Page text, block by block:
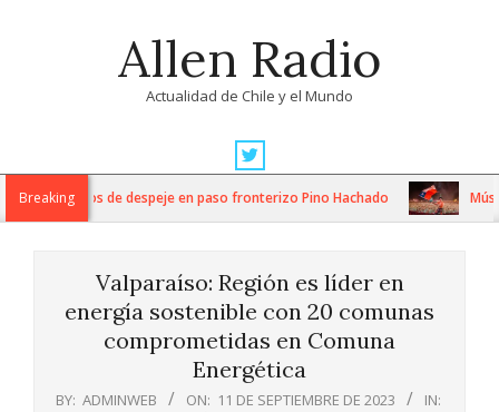
Allen Radio
Actualidad de Chile y el Mundo
Navigation
MenuBreaking
trabajos de despeje en paso fronterizo Pino Hachado Música:
Valparaíso: Región es líder en
energía sostenible con 20 comunas
comprometidas en Comuna
Energética
BY: ADMINWEB ON: 11 DE SEPTIEMBRE DE 2023
IN: